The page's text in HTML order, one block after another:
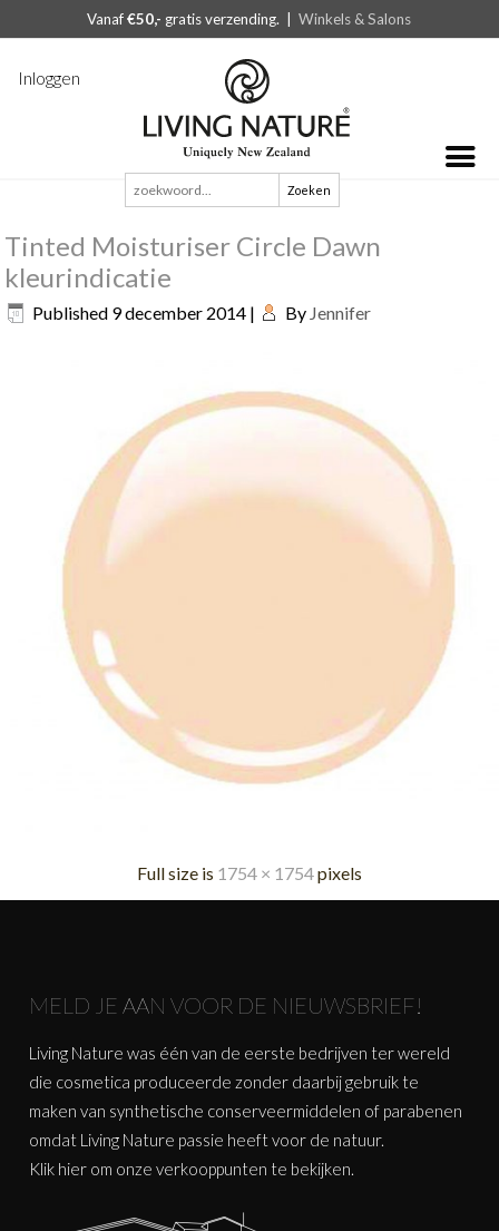
Vanaf€50,- gratis verzending. |Winkels & Salons
Inloggen
Zoeken
naar:
Tinted Moisturiser Circle Dawn
kleurindicatie
Published 9 december 2014 | By Jennifer
Full size is 1754 × 1754pixels
MELD JE AAN VOOR DE NIEUWSBRIEF!
Living Nature was één van de eerste bedrijven ter wereld
die cosmetica produceerde zonder daarbij gebruik te
maken van synthetische conserveermiddelen of parabenen
omdat Living Nature passie heeft voor de natuur.
Klik hier om onze verkooppunten te bekijken.